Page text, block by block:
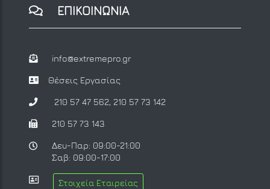
ΕΠΙΚΟΙΝΩΝΙΑ
info@extremepro.gr
Θέσεις Εργασίας
210 57 47 562, 210 57 73 142
210 57 73 143
Δευ-Παρ: 09:00-21:00
Σαβ: 09:00-17:00
Στοιχεία Εταιρείας